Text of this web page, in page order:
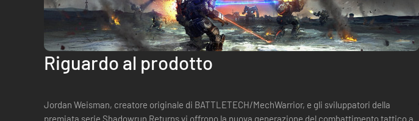
Riguardo al prodotto
Jordan Weisman, creatore originale di BATTLETECH/MechWarrior, e gli sviluppatori della
premiata serie Shadowrun Returns vi offrono la nuova generazione del combattimento tattico a